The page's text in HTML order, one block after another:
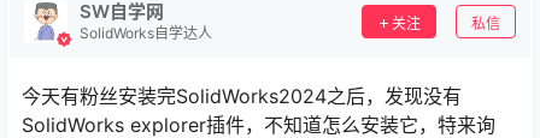
SW自学网
SolidWorks自学达人
关注 私信
今天有粉丝安装完SolidWorks2024之后，发现没有
SolidWorks explorer插件，不知道怎么安装它，特来询